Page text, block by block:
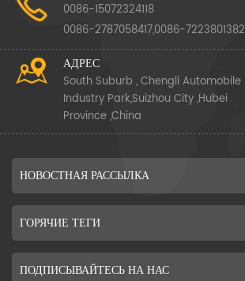
0086-15072324118
0086-2787058417,0086-7223801382
АДРЕС
South Suburb , Chengli Automobile
Industry Park,Suizhou City ,Hubei
Province ,China
НОВОСТНАЯ РАССЫЛКА
ГОРЯЧИЕ ТЕГИ
ПОДПИСЫВАЙТЕСЬ НА НАС